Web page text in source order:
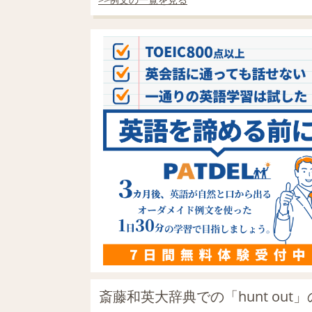
斎藤和英大辞典での「hunt out」